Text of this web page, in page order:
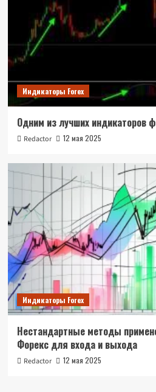
Индикаторы Forex
Одним из лучших индикаторов
Redactor 12 мая 2025
Индикаторы Forex
Нестандартные методы
Форекс для входа и выхода
Redactor 12 мая 2025